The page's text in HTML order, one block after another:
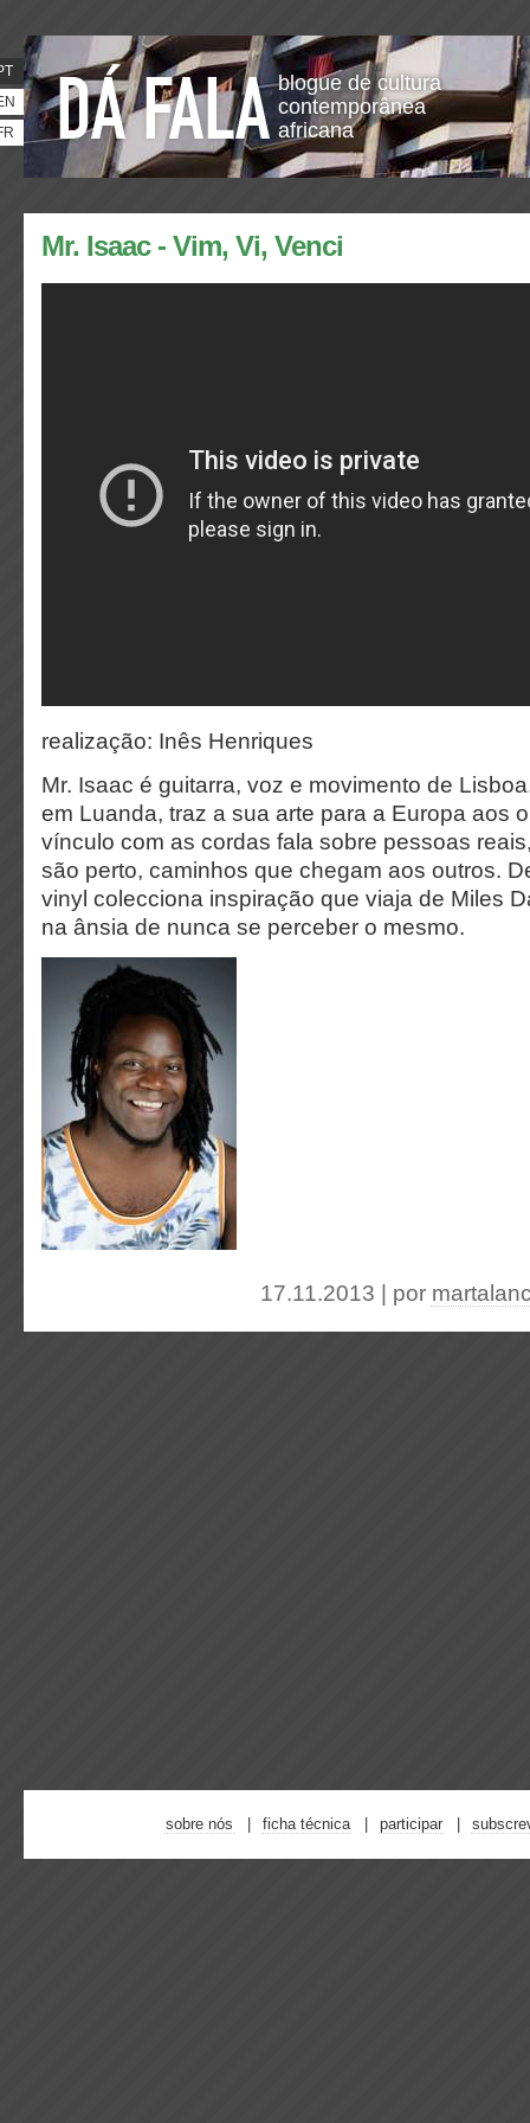
blogue de cultura
contemporânea
africana
Mr. Isaac - Vim, Vi, Venci
realização: Inês Henriques
Mr. Isaac é guitarra, voz e movimento de
em Luanda, traz a sua arte para a Europa aos
vínculo com as cordas fala sobre pessoas
são perto, caminhos que chegam aos outros.
vinyl colecciona inspiração que viaja de Miles
na ânsia de nunca se perceber o mesmo.
17.11.2013 | por
sobre nós ficha técnica participar